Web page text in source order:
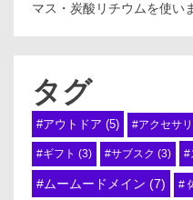
マス・炭酸リチウムを使い
タグ
#アウトドア (5) #アクセサ
#ギフト (3) #サブスク (3) #
#ムームードメイン (7) #